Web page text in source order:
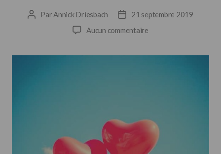
Auteur
Par Annick Driesbach
Date21 septembre 2019
Aucun commentairesur